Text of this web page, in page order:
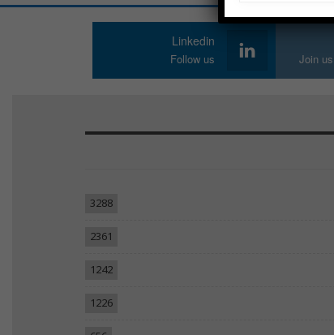
Join
Linkedin
Follow us
3288
2361
1242
1226